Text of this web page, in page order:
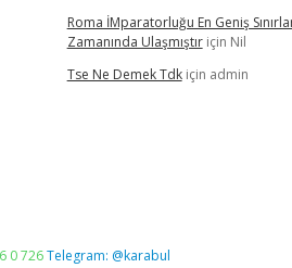
Roma İMparatorluğu En Geniş
Zamanında Ulaşmıştıriçin Nil
Tse Ne Demek Tdkiçin admin
0 726Telegram: @karabul